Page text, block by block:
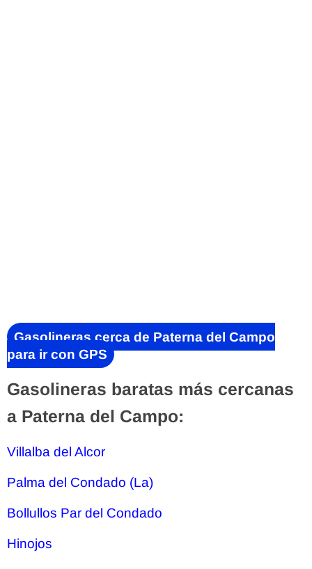
Gasolineras cerca de Paterna del Campo
para ir con GPS
Gasolineras baratas más cercanas
a Paterna del Campo:
Villalba del Alcor
Palma del Condado (La)
Bollullos Par del Condado
Hinojos